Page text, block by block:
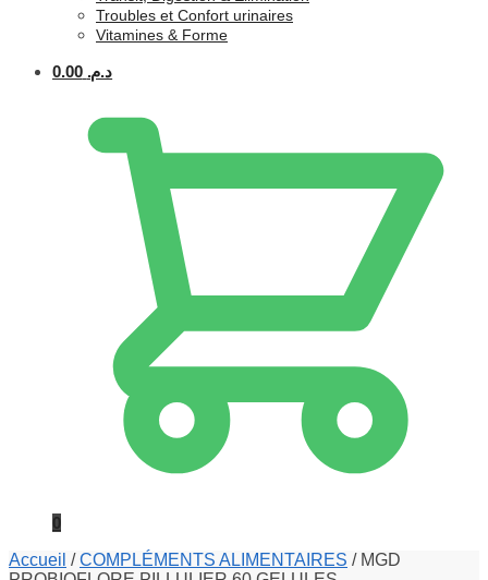
Troubles et Confort urinaires
Vitamines & Forme
د.م. 0.00
0
Accueil /COMPLÉMENTS ALIMENTAIRES / MGD